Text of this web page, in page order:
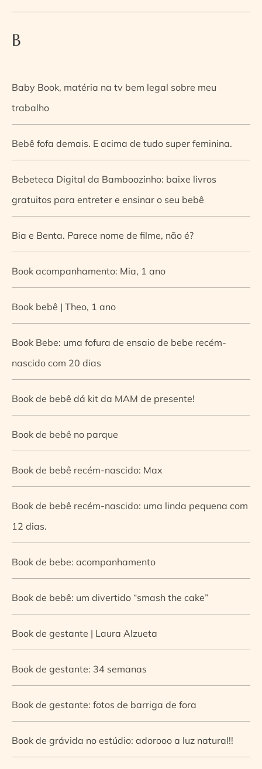
B
Baby Book, matéria na tv bem legal sobre meu
trabalho
Bebê fofa demais. E acima de tudo super feminina.
Bebeteca Digital da Bamboozinho: baixe livros
gratuitos para entreter e ensinar o seu bebê
Bia e Benta. Parece nome de filme, não é?
Book acompanhamento: Mia, 1 ano
Book bebê | Theo, 1 ano
Book Bebe: uma fofura de ensaio de bebe recém-
nascido com 20 dias
Book de bebê dá kit da MAM de presente!
Book de bebê no parque
Book de bebê recém-nascido: Max
Book de bebê recém-nascido: uma linda pequena com
12 dias.
Book de bebe: acompanhamento
Book de bebê: um divertido “smash the cake”
Book de gestante | Laura Alzueta
Book de gestante: 34 semanas
Book de gestante: fotos de barriga de fora
Book de grávida no estúdio: adorooo a luz natural!!